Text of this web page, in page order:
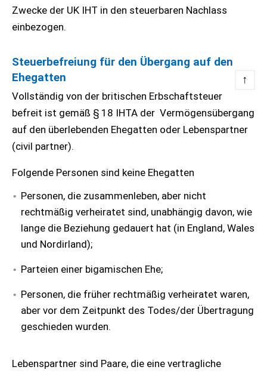
Zwecke der UK IHT in den steuerbaren Nachlass
einbezogen.
Steuerbefreiung für den Übergang auf den
Ehegatten
↑
Vollständig von der britischen Erbschaftsteuer
befreit ist gemäß § 18 IHTA der Vermögensübergang
auf den überlebenden Ehegatten oder Lebenspartner
(civil partner).
Folgende Personen sind keine Ehegatten
Personen, die zusammenleben, aber nicht
rechtmäßig verheiratet sind, unabhängig davon, wie
lange die Beziehung gedauert hat (in England, Wales
und Nordirland);
Parteien einer bigamischen Ehe;
Personen, die früher rechtmäßig verheiratet waren,
aber vor dem Zeitpunkt des Todes/der Übertragung
geschieden wurden.
Lebenspartner sind Paare, die eine vertragliche